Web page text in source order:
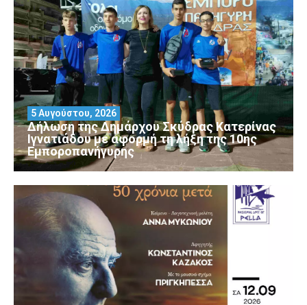
Δήλωση της Δημάρχου Σκύδρας Κατερίνας
Ιγνατιάδου με αφορμή τη λήξη της 10ης
Εμποροπανήγυρης
5 Αυγούστου, 2026